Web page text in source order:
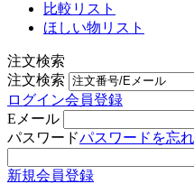
比較リスト
ほしい物リスト
注文検索
注文検索
ログイン会員登録
Eメール
パスワードパスワードを忘
新規会員登録